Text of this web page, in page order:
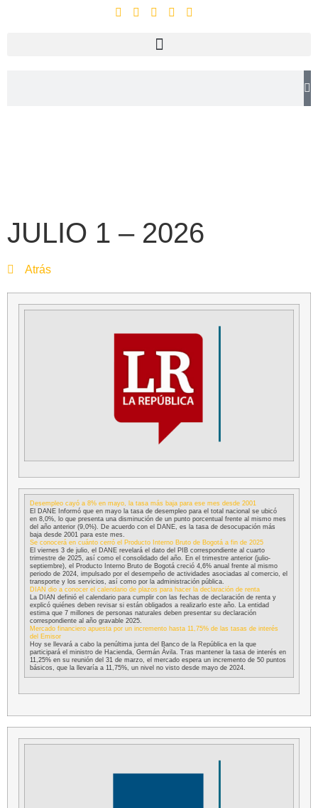
JULIO 1 – 2026
Atrás
Desempleo cayó a 8% en mayo, la tasa más baja para ese mes desde 2001
El DANE Informó que en mayo la tasa de desempleo para el total nacional se ubicó
en 8,0%, lo que presenta una disminución de un punto porcentual frente al mismo mes
del año anterior (9,0%). De acuerdo con el DANE, es la tasa de desocupación más
baja desde 2001 para este mes.
Se conocerá en cuánto cerró el Producto Interno Bruto de Bogotá a fin de 2025
El viernes 3 de julio, el DANE revelará el dato del PIB correspondiente al cuarto
trimestre de 2025, así como el consolidado del año. En el trimestre anterior (julio-
septiembre), el Producto Interno Bruto de Bogotá creció 4,6% anual frente al mismo
periodo de 2024, impulsado por el desempeño de actividades asociadas al comercio, el
transporte y los servicios, así como por la administración pública.
DIAN dio a conocer el calendario de plazos para hacer la declaración de renta
La DIAN definió el calendario para cumplir con las fechas de declaración de renta y
explicó quiénes deben revisar si están obligados a realizarlo este año. La entidad
estima que 7 millones de personas naturales deben presentar su declaración
correspondiente al año gravable 2025.
Mercado financiero apuesta por un incremento hasta 11,75% de las tasas de interés
del Emisor
Hoy se llevará a cabo la penúltima junta del Banco de la República en la que
participará el ministro de Hacienda, Germán Ávila. Tras mantener la tasa de interés en
11,25% en su reunión del 31 de marzo, el mercado espera un incremento de 50 puntos
básicos, que la llevaría a 11,75%, un nivel no visto desde mayo de 2024.